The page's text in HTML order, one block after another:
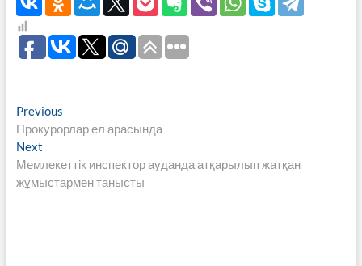
Навигация
по
записям
PreviousPrevious
post:
Прокурорлар ел арасында
NextNext
post:
Мемлекеттік инспектор ауданда атқарылып жатқан
жұмыстармен танысты